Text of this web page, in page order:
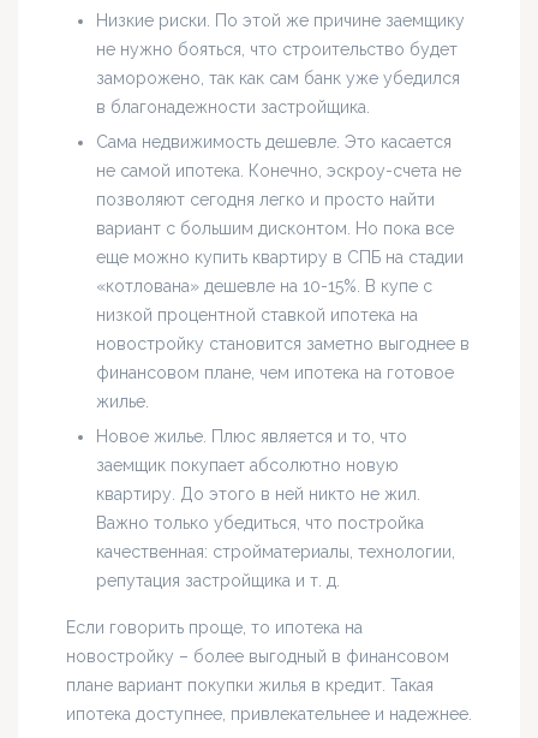
Низкие риски. По этой же причине заемщику
не нужно бояться, что строительство будет
заморожено, так как сам банк уже убедился
в благонадежности застройщика.
Сама недвижимость дешевле. Это касается
не самой ипотека. Конечно, эскроу-счета не
позволяют сегодня легко и просто найти
вариант с большим дисконтом. Но пока все
еще можно купить квартиру в СПБ на стадии
«котлована» дешевле на 10-15%. В купе с
низкой процентной ставкой ипотека на
новостройку становится заметно выгоднее в
финансовом плане, чем ипотека на готовое
жилье.
Новое жилье. Плюс является и то, что
заемщик покупает абсолютно новую
квартиру. До этого в ней никто не жил.
Важно только убедиться, что постройка
качественная: стройматериалы, технологии,
репутация застройщика и т. д.
Если говорить проще, то ипотека на
новостройку – более выгодный в финансовом
плане вариант покупки жилья в кредит. Такая
ипотека доступнее, привлекательнее и надежнее.